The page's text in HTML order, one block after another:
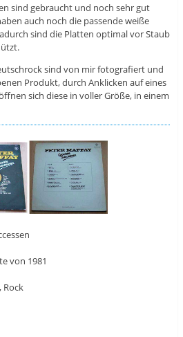
sind gebraucht und noch sehr gut
auch noch die passende weiße
sind die Platten optimal vor Staub
sind von mir fotografiert und
Produkt, durch Anklicken auf eines
sich diese in voller Größe, in einem
von 1981
Rock